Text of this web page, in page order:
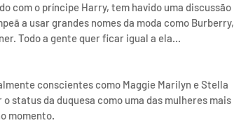
com o príncipe Harry, tem havido uma discussão
a usar grandes nomes da moda como Burberry,
Todo a gente quer ficar igual a ela...
conscientes como Maggie Marilyn e Stella
status da duquesa como uma das mulheres mais
momento.